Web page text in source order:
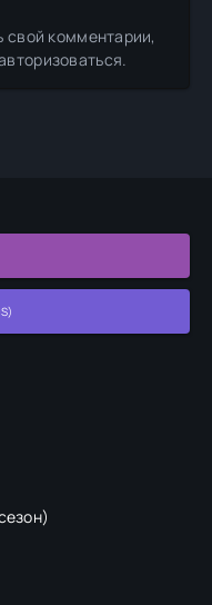
свой комментарии,